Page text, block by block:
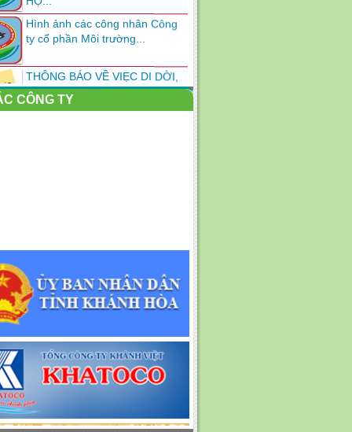
Hình ảnh các công nhân Công
ty cổ phần Môi trường...
THAY ĐỔI TRỤ SỞ LÀM
VIỆC...
Nỗ lực sau lũ: Kêu gọi toàn dân
Nỗ lực thu dọn rác dạt vào bờ
biển Nha Trang
thị nha Trang tham...
Thông báo tuyển dụng lao
CÔNG TY